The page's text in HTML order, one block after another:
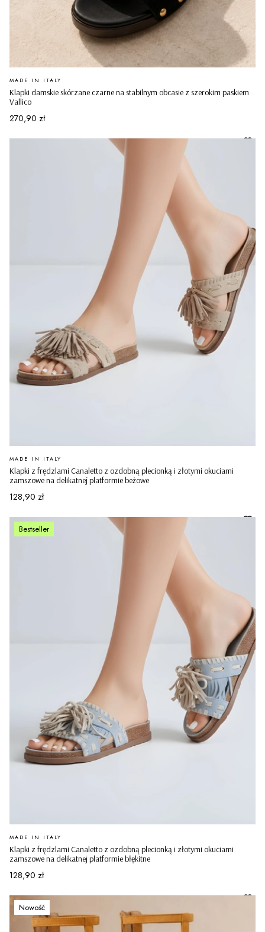
Klapki damskie skórzane czarne na stabilnym obcasie z szerokim paskiem
Vallico
PRODUCENT
MADE IN ITALY
Cena
270,90 zł
Klapki z frędzlami Canaletto z ozdobną plecionką i złotymi okuciami
zamszowe na delikatnej platformie beżowe
PRODUCENT
MADE IN ITALY
Cena
128,90 zł
Bestseller
Klapki z frędzlami Canaletto z ozdobną plecionką i złotymi okuciami
zamszowe na delikatnej platformie błękitne
PRODUCENT
MADE IN ITALY
Cena
128,90 zł
Nowość